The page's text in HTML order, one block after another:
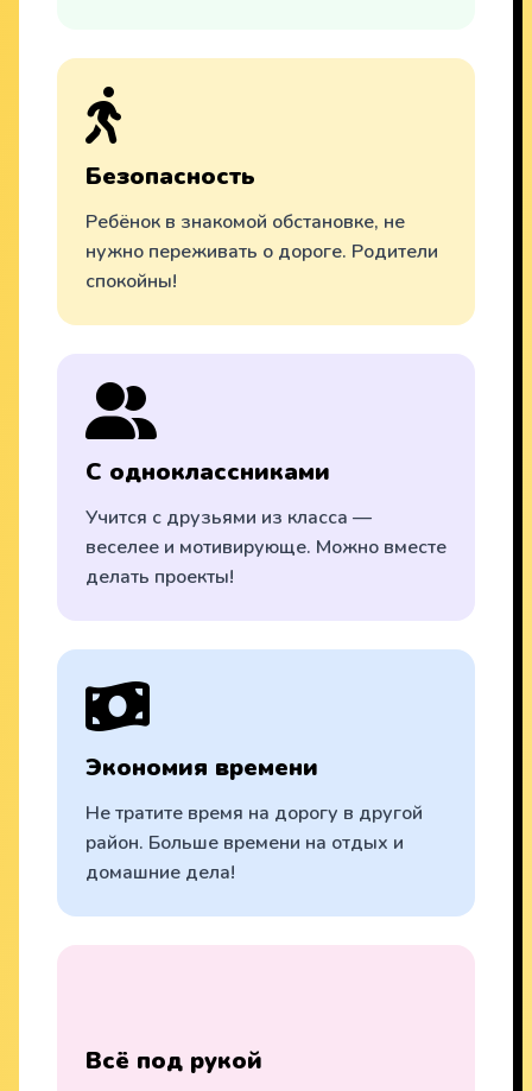
Безопасность
Ребёнок в знакомой обстановке, не
нужно переживать о дороге. Родители
спокойны!
С одноклассниками
Учится с друзьями из класса —
веселее и мотивирующе. Можно вместе
делать проекты!
Экономия времени
Не тратите время на дорогу в другой
район. Больше времени на отдых и
домашние дела!
Всё под рукой